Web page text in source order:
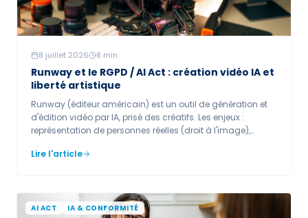
8 juillet 2026 8 min
Runway et le RGPD / AI Act : création vidéo IA et
liberté artistique
Runway (éditeur américain) est un outil de génération et
d'édition vidéo par IA, prisé des créatifs. Les enjeux :
représentation de personnes réelles (droit à l'image),
transferts hors UE (CLOUD Act). Le régime allégé pour les
Lire l'article
AI ACT IA & CONFORMITÉ